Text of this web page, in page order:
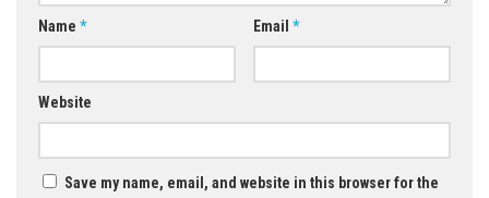
Name * Email *
Website
Save my name, email, and website in this browser for the